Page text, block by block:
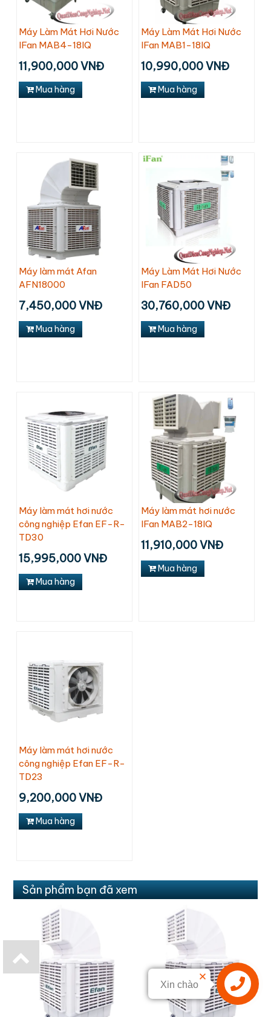
Máy Làm Mát Hơi Nước
IFan MAB4-18IQ
11,900,000 VNĐ
Mua hàng
Máy Làm Mát Hơi Nước
IFan MAB1-18IQ
10,990,000 VNĐ
Mua hàng
Máy làm mát Afan
AFN18000
7,450,000 VNĐ
Mua hàng
Máy Làm Mát Hơi Nước
IFan FAD50
30,760,000 VNĐ
Mua hàng
Máy làm mát hơi nước
công nghiệp Efan EF-R-
TD30
15,995,000 VNĐ
Mua hàng
Máy làm mát hơi nước
IFan MAB2-18IQ
11,910,000 VNĐ
Mua hàng
Máy làm mát hơi nước
công nghiệp Efan EF-R-
TD23
9,200,000 VNĐ
Mua hàng
Sản phẩm bạn đã xem
Xin chào